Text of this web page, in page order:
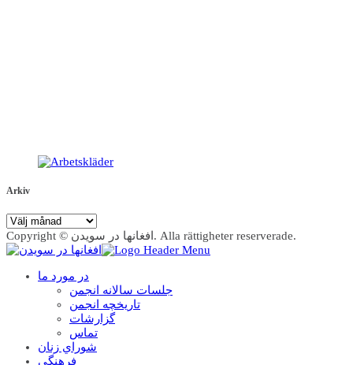
Arkiv
Arkiv
Copyright © افغانها در سویدن. Alla rättigheter reserverade.
در مورد ما
جلسات سالانه انجمن
تاریخچه انجمن
گزارشات
تماس
شوراي زنان
فرهنگي